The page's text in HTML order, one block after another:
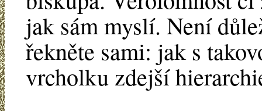
jak sám myslí. Není
řekněte sami: jak s
vrcholku zdejší